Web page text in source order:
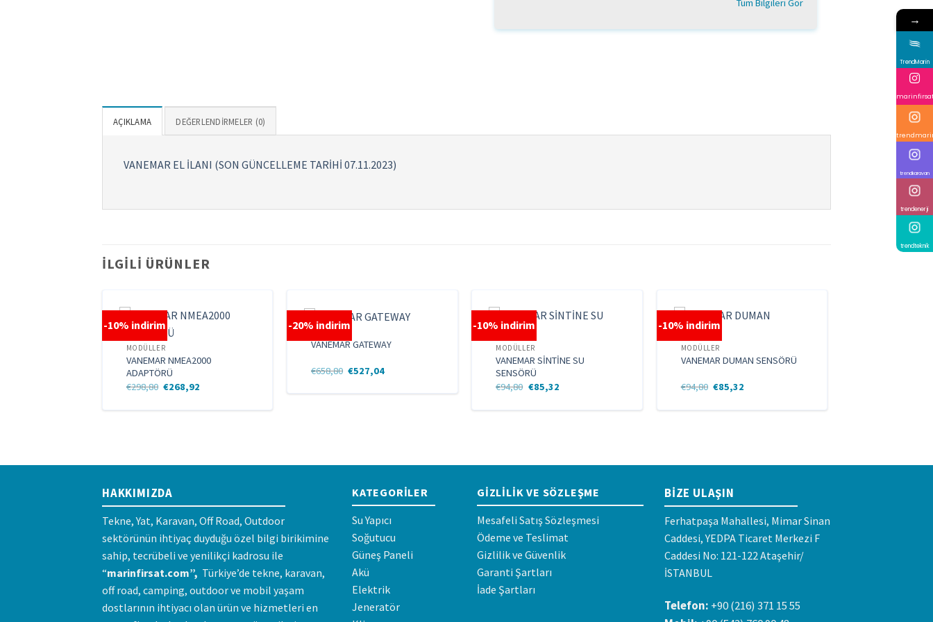
Tüm Bilgileri Gör
AÇIKLAMA DEĞERLENDIRMELER (0)
VANEMAR EL İLANI (SON GÜNCELLEME TARİHİ 07.11.2023)
İLGILI ÜRÜNLER
-10% indirim
MODÜLLER
VANEMAR NMEA2000
ADAPTÖRÜ
€298,80 Orijinal
€268,92
-20% indirim
MODÜLLER
VANEMAR GATEWAY
€658,80 Orijinal
€527,04Şu
-10% indirim
MODÜLLER
VANEMAR SİNTİNE SU
SENSÖRÜ
€94,80 Orijinal
fiyat:
€85,32Şu
-10% indirim
MODÜLLER
VANEMAR DUMAN SENSÖRÜ
€94,80 Orijinal
fiyat:
€85,32Şu
HAKKIMIZDA
Tekne, Yat, Karavan, Off Road, Outdoor
sektörünün ihtiyaç duyduğu özel bilgi birikimine
sahip, tecrübeli ve yenilikçi kadrosu ile
“marinfirsat.com”, Türkiye’de tekne, karavan,
off road, camping, outdoor ve mobil yaşam
dostlarının ihtiyacı olan ürün ve hizmetleri en
KATEGORILER
Su Yapıcı
Soğutucu
Güneş Paneli
Akü
Elektrik
Jeneratör
GIZLILIK VE SÖZLEŞME
Mesafeli Satış Sözleşmesi
Ödeme ve Teslimat
Gizlilik ve Güvenlik
Garanti Şartları
İade Şartları
BIZE ULAŞIN
Ferhatpaşa Mahallesi, Mimar Sinan
Caddesi, YEDPA Ticaret Merkezi F
Caddesi No: 121-122 Ataşehir/
İSTANBUL
Telefon: +90 (216) 371 15 55
→
TrendMarin
trendkaravan
trendenerji
trendteknik